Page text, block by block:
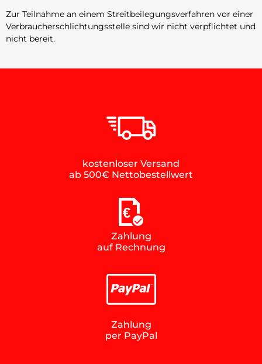
Zur Teilnahme an einem Streitbeilegungsverfahren vor einer
Verbraucherschlichtungsstelle sind wir nicht verpflichtet und
nicht bereit.
kostenloser Versand
ab 500€ Nettobestellwert
€
Zahlung
auf Rechnung
Zahlung
per PayPal